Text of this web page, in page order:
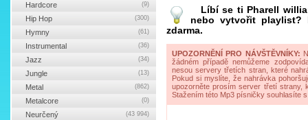
Líbí se ti Pharell
nebo vytvořit playlist?
zdarma.
UPOZORNĚNÍ PRO NÁVŠTĚVNÍKY:
žádném případě nemůžeme
nesou servery třetích stran, které
Pokud si myslíte, že nahrávka
upozorněte prosím server třetí strany,
Stažením této Mp3 písničky souhlasíte
Hardcore (9)
Hip Hop (300)
Hymny (61)
Instrumental (36)
Jazz (34)
Jungle (13)
Metal (862)
Metalcore (0)
Neurčený (43 994)